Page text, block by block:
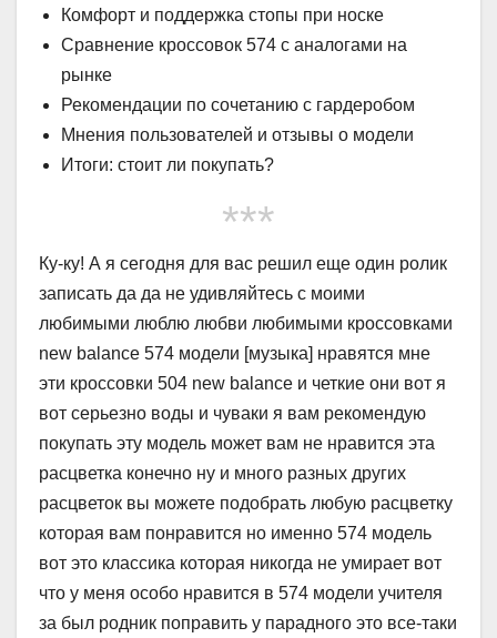
Комфорт и поддержка стопы при носке
Сравнение кроссовок 574 с аналогами на
рынке
Рекомендации по сочетанию с гардеробом
Мнения пользователей и отзывы о модели
Итоги: стоит ли покупать?
***
Ку-ку! А я сегодня для вас решил еще один ролик
записать да да не удивляйтесь с моими
любимыми люблю любви любимыми кроссовками
new balance 574 модели [музыка] нравятся мне
эти кроссовки 504 new balance и четкие они вот я
вот серьезно воды и чуваки я вам рекомендую
покупать эту модель может вам не нравится эта
расцветка конечно ну и много разных других
расцветок вы можете подобрать любую расцветку
которая вам понравится но именно 574 модель
вот это классика которая никогда не умирает вот
что у меня особо нравится в 574 модели учителя
за был родник поправить у парадного это все-таки